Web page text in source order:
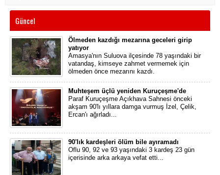
Güncel
Ölmeden kazdığı mezarına geceleri girip
yatıyor
Amasya'nın Suluova ilçesinde 78 yaşındaki bir
vatandaş, kimseye zahmet vermemek için
ölmeden önce mezarını kazdı.
Muhteşem üçlü yeniden Kuruçeşme'de
Paraf Kuruçeşme Açıkhava Sahnesi önceki
akşam 90'lı yıllara damga vurmuş İzel, Çelik,
Ercan'ı ağırladı...
90'lık kardeşleri ölüm bile ayıramadı
Oflu 90, 92 ve 93 yaşındaki 3 kardeş 23 gün
içerisinde arka arkaya vefat etti...